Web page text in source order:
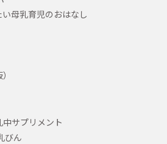
母乳育児のおはなし
サプリメント
びん